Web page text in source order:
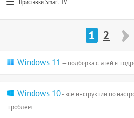
Приставки Smart TV
1 2
Windows 11— подборка статей и
Windows 10- все инструкции по
проблем